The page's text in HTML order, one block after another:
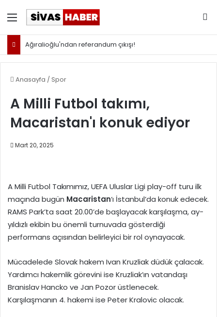
Menü
Ağıralioğlu'ndan referandum çıkışı!
Anasayfa / Spor
A Milli Futbol takımı,
Macaristan'ı konuk ediyor
Mart 20, 2025
A Milli Futbol Takımımız, UEFA Uluslar Ligi play-off turu ilk
maçında bugün Macaristan‘ı İstanbul’da konuk edecek.
RAMS Park’ta saat 20.00’de başlayacak karşılaşma, ay-
yıldızlı ekibin bu önemli turnuvada gösterdiği
performans açısından belirleyici bir rol oynayacak.
Mücadelede Slovak hakem Ivan Kruzliak düdük çalacak.
Yardımcı hakemlik görevini ise Kruzliak’ın vatandaşı
Branislav Hancko ve Jan Pozor üstlenecek.
Karşılaşmanın 4. hakemi ise Peter Kralovic olacak.